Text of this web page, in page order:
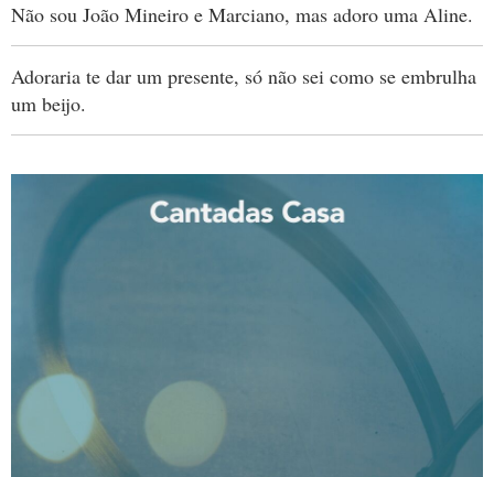
Não sou João Mineiro e Marciano, mas adoro uma Aline.
Adoraria te dar um presente, só não sei como se embrulha
um beijo.